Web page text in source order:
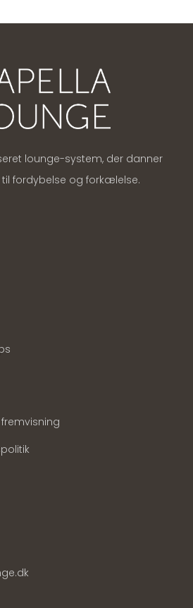
lounge-system, der danner
fordybelse og forkælelse.